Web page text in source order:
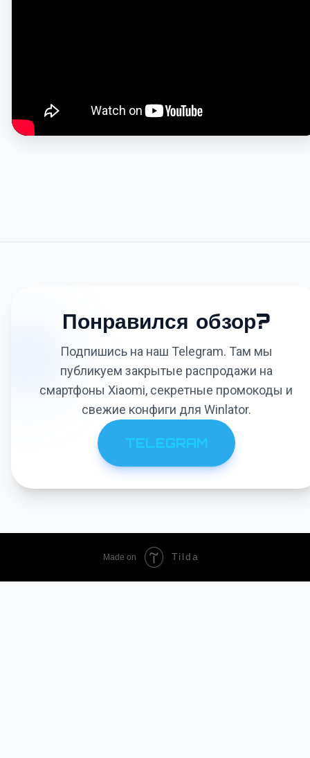
Понравился обзор?
Подпишись на наш Telegram. Там мы
публикуем закрытые распродажи на
смартфоны Xiaomi, секретные промокоды и
свежие конфиги для Winlator.
TELEGRAM
АССИСТЕНТ ПО СКИДКАМ
Made on Tilda